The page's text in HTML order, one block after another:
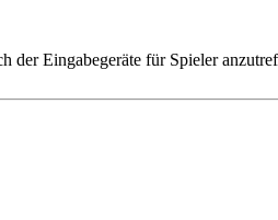
der Eingabegeräte für Spieler